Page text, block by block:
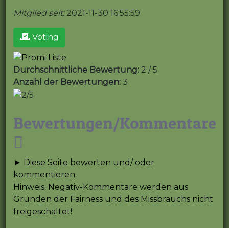
Mitglied seit:2021-11-30 16:55:59
Voting
Durchschnittliche Bewertung: 2 / 5
Anzahl der Bewertungen: 3
Bewertungen/Kommentare
► Diese Seite bewerten und/ oder
kommentieren.
Hinweis: Negativ-Kommentare werden aus
Gründen der Fairness und des Missbrauchs nicht
freigeschaltet!